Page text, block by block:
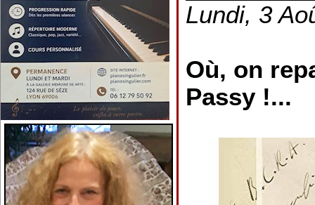
Lundi, 3
Où, on
Passy !...